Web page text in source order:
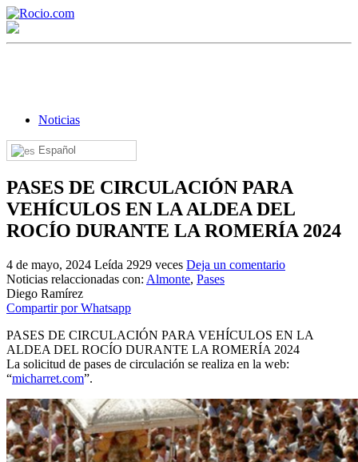
Noticias
Español
PASES DE CIRCULACIÓN PARA
VEHÍCULOS EN LA ALDEA DEL
ROCÍO DURANTE LA ROMERÍA 2024
4 de mayo, 2024 Leída 2929 veces Deja un comentario
Noticias relaccionadas con: Almonte, Pases
Diego Ramírez
Compartir por Whatsapp
PASES DE CIRCULACIÓN PARA VEHÍCULOS EN LA
ALDEA DEL ROCÍO DURANTE LA ROMERÍA 2024
La solicitud de pases de circulación se realiza en la web:
“micharret.com”.
¡Bienvenido! Soy el asistente virtual de rocio.com.
¿En qué puedo ayudarte?
Historia de la Virgen del Rocío
¿Cuándo es la romería del Rocío?
¿Cuántas hermandades participan en la romería?
¿Cuándo se construyó la primera ermita?
El traslado cada siete años
¿Cuales son los actos principales que se celebran en el
Rocío?
Quiero hacer el camino,¿que tengo que hacer?